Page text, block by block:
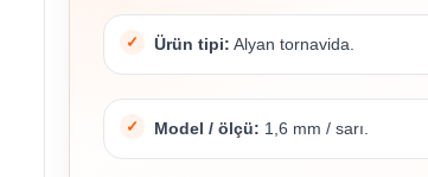
Ürün tipi: Alyan tornavida.
Model / ölçü: 1,6 mm / sarı.